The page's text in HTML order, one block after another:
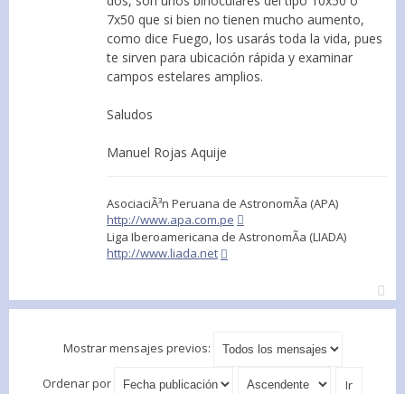
7x50 que si bien no tienen mucho aumento,
como dice Fuego, los usarás toda la vida, pues
te sirven para ubicación rápida y examinar
campos estelares amplios.
Saludos
Manuel Rojas Aquije
AsociaciÃ³n Peruana de AstronomÃ­a (APA)
http://www.apa.com.pe
Liga Iberoamericana de AstronomÃ­a (LIADA)
http://www.liada.net
Mostrar mensajes previos:
Ordenar por